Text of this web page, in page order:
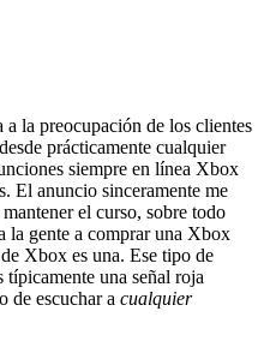
la preocupación de los clientes
prácticamente cualquier
siempre en línea Xbox
El anuncio sinceramente me
el curso, sobre todo
la gente a comprar una Xbox
Xbox es una. Ese tipo de
una señal roja
de escuchar a cualquier